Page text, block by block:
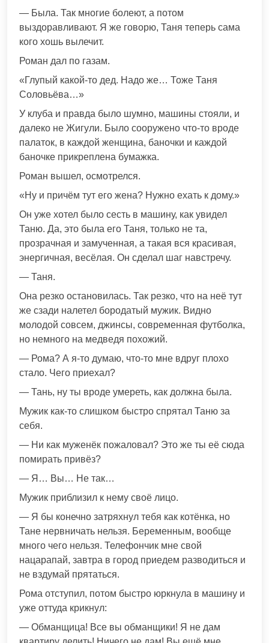
— Была. Так многие болеют, а потом
выздоравливают. Я же говорю, Таня теперь сама
кого хошь вылечит.
Роман дал по газам.
«Глупый какой-то дед. Надо же… Тоже Таня
Соловьёва…»
У клуба и правда было шумно, машины стояли, и
далеко не Жигули. Было сооружено что-то вроде
палаток, в каждой женщина, баночки и каждой
баночке прикреплена бумажка.
Роман вышел, осмотрелся.
«Ну и причём тут его жена? Нужно ехать к дому.»
Он уже хотел было сесть в машину, как увидел
Таню. Да, это была его Таня, только не та,
прозрачная и замученная, а такая вся красивая,
энергичная, весёлая. Он сделал шаг навстречу.
— Таня.
Она резко остановилась. Так резко, что на неё тут
же сзади налетел бородатый мужик. Видно
молодой совсем, джинсы, современная футболка,
но немного на медведя похожий.
— Рома? А я-то думаю, что-то мне вдруг плохо
стало. Чего приехал?
— Тань, ну ты вроде умереть, как должна была.
Мужик как-то слишком быстро спрятал Таню за
себя.
— Ни как муженёк пожаловал? Это же ты её сюда
помирать привёз?
— Я… Вы… Не так…
Мужик приблизил к нему своё лицо.
— Я бы конечно затряхнул тебя как котёнка, но
Тане нервничать нельзя. Беременным, вообще
много чего нельзя. Телефончик мне свой
нацарапай, завтра в город приедем разводиться и
не вздумай прятаться.
Рома отступил, потом быстро юркнула в машину и
уже оттуда крикнул:
— Обманщица! Все вы обманщики! Я не дам